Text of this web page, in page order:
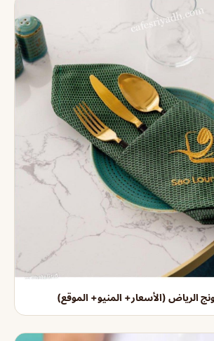
الرياض (الأسعار+ المنيو+ الموقع)